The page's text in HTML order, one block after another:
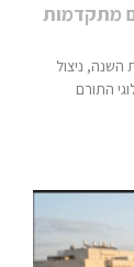
מתקדמות
השנה, ניצול
התורם